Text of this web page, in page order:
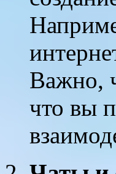
Важно,
что вы